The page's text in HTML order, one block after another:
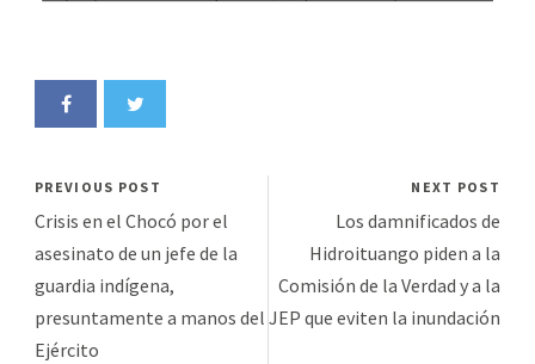
PREVIOUS POST
Crisis en el Chocó por el
asesinato de un jefe de la
guardia indígena,
presuntamente a manos del
Ejército
NEXT POST
Los damnificados de
Hidroituango piden a la
Comisión de la Verdad y a la
JEP que eviten la inundación